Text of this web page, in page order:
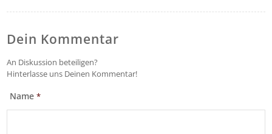
Dein Kommentar
An Diskussion beteiligen?
Hinterlasse uns Deinen Kommentar!
Name*